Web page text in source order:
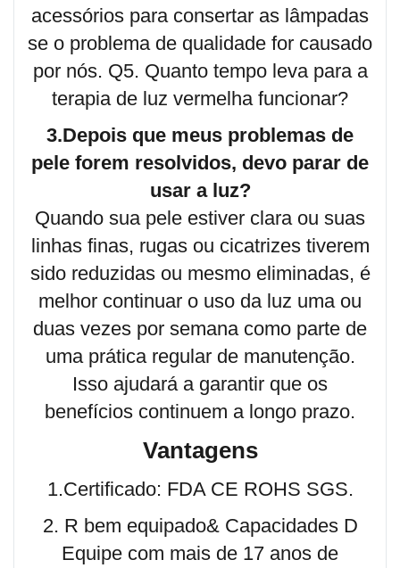
acessórios para consertar as lâmpadas
se o problema de qualidade for causado
por nós. Q5. Quanto tempo leva para a
terapia de luz vermelha funcionar?
3.Depois que meus problemas de
pele forem resolvidos, devo parar de
usar a luz?
Quando sua pele estiver clara ou suas
linhas finas, rugas ou cicatrizes tiverem
sido reduzidas ou mesmo eliminadas, é
melhor continuar o uso da luz uma ou
duas vezes por semana como parte de
uma prática regular de manutenção.
Isso ajudará a garantir que os
benefícios continuem a longo prazo.
Vantagens
1.Certificado: FDA CE ROHS SGS.
2. R bem equipado& Capacidades D
Equipe com mais de 17 anos de